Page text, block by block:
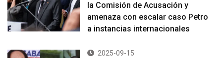
la Comisión de Acusación y
amenaza con escalar caso Petro
a instancias internacionales
2025-09-15